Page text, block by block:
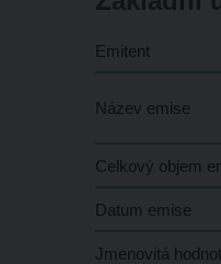
Emitent
Název emise
Celkový objem
Datum emise
Jmenovitá